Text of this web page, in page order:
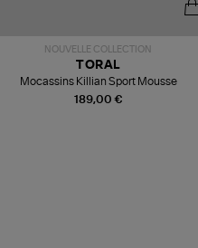
NOUVELLE COLLECTION
189,00 €
TORAL
Mocassins Killian Sport Mousse